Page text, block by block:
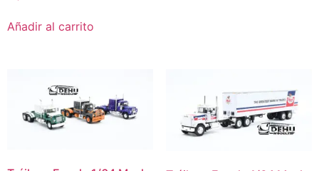
Añadir al carrito